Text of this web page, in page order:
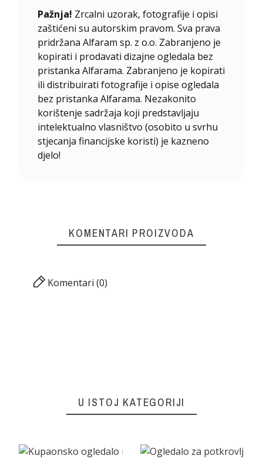
Pažnja! Zrcalni uzorak, fotografije i opisi
zaštićeni su autorskim pravom. Sva prava
pridržana Alfaram sp. z o.o. Zabranjeno je
kopirati i prodavati dizajne ogledala bez
pristanka Alfarama. Zabranjeno je kopirati
ili distribuirati fotografije i opise ogledala
bez pristanka Alfarama. Nezakonito
korištenje sadržaja koji predstavljaju
intelektualno vlasništvo (osobito u svrhu
stjecanja financijske koristi) je kazneno
djelo!
KOMENTARI PROIZVODA
Komentari (0)
U ISTOJ KATEGORIJI